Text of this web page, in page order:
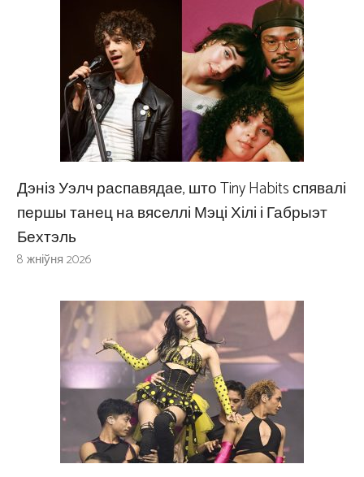
Дэніз Уэлч распавядае, што Tiny Habits спявалі
першы танец на вяселлі Мэці Хілі і Габрыэт
Бехтэль
8 жніўня 2026